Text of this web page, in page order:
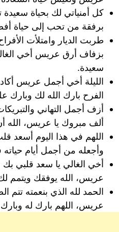
كل أمنياتي لك بحياة
برفقة من تحب إلى حياة
طربت الديار وامتلأت
بزفاف أرق عريس أخي
سعيدة.
الليلة أخي أجمل عريس
الفرح بارك الله لك وبارك
أزف أجمل التهاني
ألف مبروك يا عريس، الله
اللهم في هذا اليوم أسعد
وأجعله من أجمل أيام
أخي الغالي يا سعد قلبي
عريس، الله يوفقك ويتمم
الحمد لله الذي بنعمته تتم
عريس، اللهم بارك له وبارك